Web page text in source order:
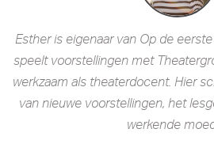
Esther is eigenaar van Op de
speelt voorstellingen met
werkzaam als theaterdocent. Hier
van nieuwe voorstellingen, het
werkende